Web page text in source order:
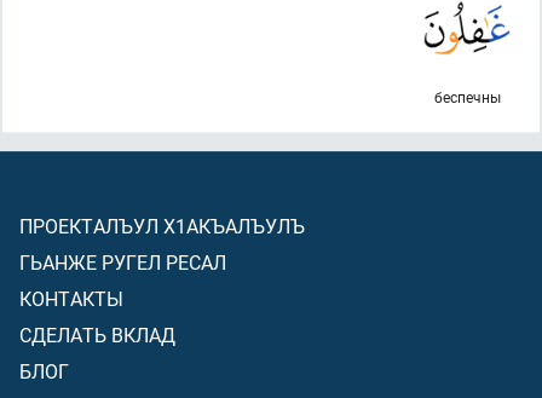
беспечны
ПРОЕКТАЛЪУЛ Х1АКЪАЛЪУЛЪ
ГЬАНЖЕ РУГЕЛ РЕСАЛ
КОНТАКТЫ
СДЕЛАТЬ ВКЛАД
БЛОГ